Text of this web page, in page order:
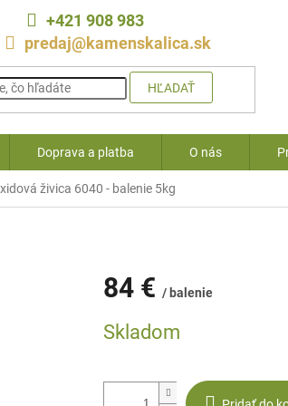
+421 908 983
predaj@kamenskalica.sk
HĽADAŤ
Doprava a platba O nás
živica 6040 - balenie 5kg
84 € / balenie
cena:
Skladom